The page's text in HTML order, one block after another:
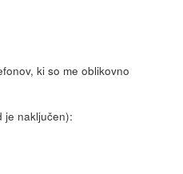
ki so me oblikovno
je naključen):